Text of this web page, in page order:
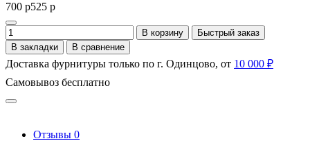
700 р525 р
В корзину
Быстрый заказ
В закладки
В сравнение
Доставка фурнитуры только по г. Одинцово, от 10 000 ₽
Самовывоз бесплатно
Отзывы 0